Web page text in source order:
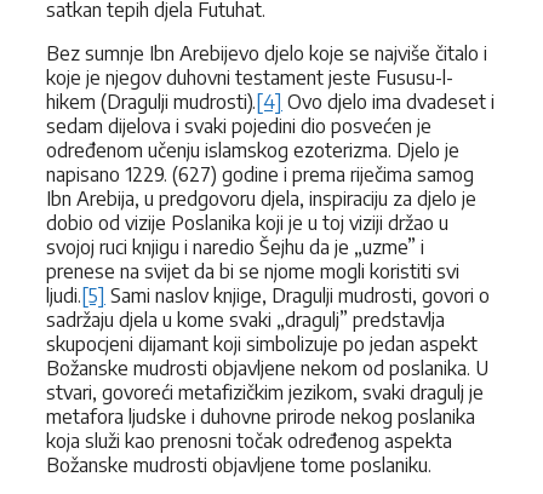
satkan tepih djela Futuhat.
Bez sumnje Ibn Arebijevo djelo koje se najviše čitalo i
koje je njegov duhovni testament jeste Fususu-l-
hikem (Dragulji mudrosti).[4] Ovo djelo ima dvadeset i
sedam dijelova i svaki pojedini dio posvećen je
određenom učenju islamskog ezoterizma. Djelo je
napisano 1229. (627) godine i prema riječima samog
Ibn Arebija, u predgovoru djela, inspiraciju za djelo je
dobio od vizije Poslanika koji je u toj viziji držao u
svojoj ruci knjigu i naredio Šejhu da je „uzme” i
prenese na svijet da bi se njome mogli koristiti svi
ljudi.[5] Sami naslov knjige, Dragulji mudrosti, govori o
sadržaju djela u kome svaki „dragulj” predstavlja
skupocjeni dijamant koji simbolizuje po jedan aspekt
Božanske mudrosti objavljene nekom od poslanika. U
stvari, govoreći metafizičkim jezikom, svaki dragulj je
metafora ljudske i duhovne prirode nekog poslanika
koja služi kao prenosni točak određenog aspekta
Božanske mudrosti objavljene tome poslaniku.